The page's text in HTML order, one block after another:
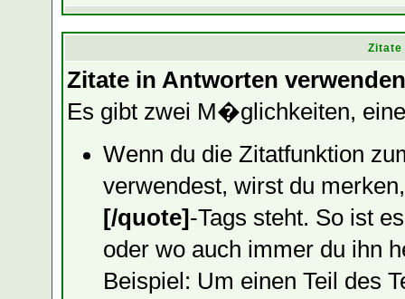
Zitate
Zitate in Antworten verwenden
Es gibt zwei M�glichkeiten,
Wenn du die Zitatfunktion
verwendest, wirst du
[/quote] -Tags steht. So ist
oder wo auch immer du ihn
Beispiel: Um einen Teil des